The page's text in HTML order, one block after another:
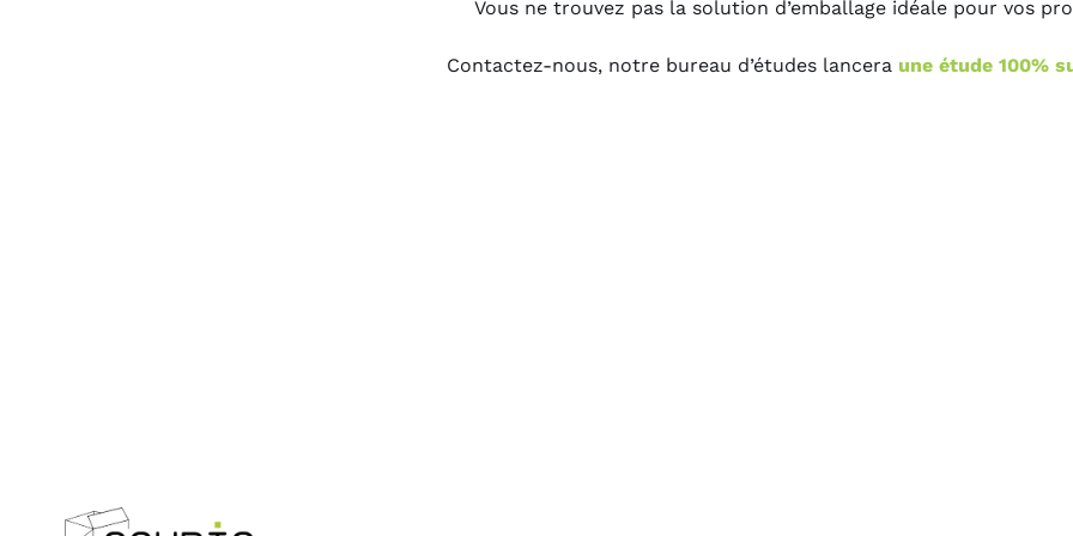
Vous ne trouvez pas la solution d’emballage idéale pour vos
Contactez-nous, notre bureau d’études lancera une étude 100%